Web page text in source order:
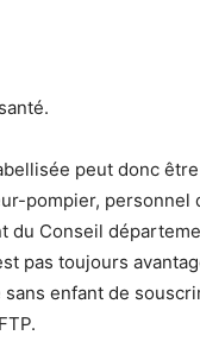
peut donc
pompier, personnel
du Conseil
pas toujours
enfant de